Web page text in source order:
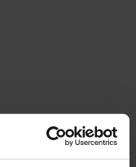
el mail: